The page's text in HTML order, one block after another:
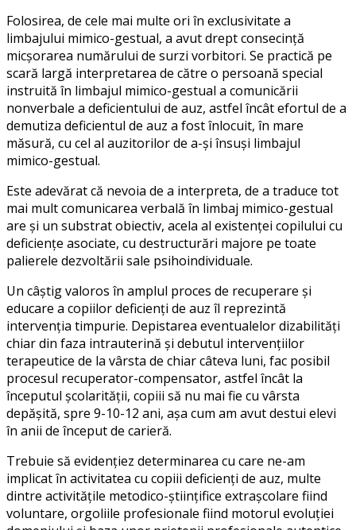
Folosirea, de cele mai multe ori în exclusivitate a
limbajului mimico-gestual, a avut drept consecință
micșorarea numărului de surzi vorbitori. Se practică pe
scară largă interpretarea de către o persoană special
instruită în limbajul mimico-gestual a comunicării
nonverbale a deficientului de auz, astfel încât efortul de a
demutiza deficientul de auz a fost înlocuit, în mare
măsură, cu cel al auzitorilor de a-și însuși limbajul
mimico-gestual.
Este adevărat că nevoia de a interpreta, de a traduce tot
mai mult comunicarea verbală în limbaj mimico-gestual
are și un substrat obiectiv, acela al existenței copilului cu
deficiențe asociate, cu destructurări majore pe toate
palierele dezvoltării sale psihoindividuale.
Un câștig valoros în amplul proces de recuperare și
educare a copiilor deficienți de auz îl reprezintă
intervenția timpurie. Depistarea eventualelor dizabilități
chiar din faza intrauterină și debutul intervențiilor
terapeutice de la vârsta de chiar câteva luni, fac posibil
procesul recuperator-compensator, astfel încât la
începutul școlarității, copiii să nu mai fie cu vârsta
depășită, spre 9-10-12 ani, așa cum am avut destui elevi
în anii de început de carieră.
Trebuie să evidențiez determinarea cu care ne-am
implicat în activitatea cu copiii deficienți de auz, multe
dintre activitățile metodico-științifice extrașcolare fiind
voluntare, orgoliile profesionale fiind motorul evoluției